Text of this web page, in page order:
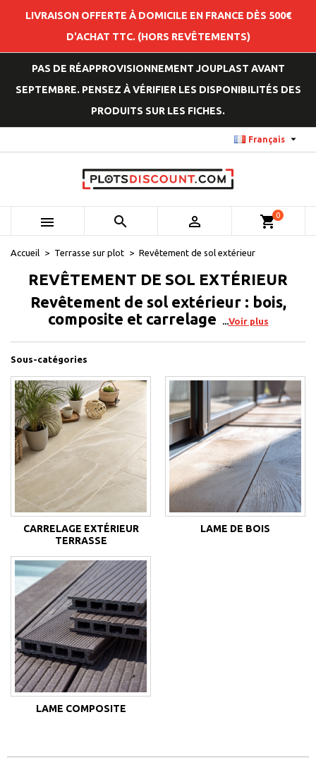
LIVRAISON OFFERTE À DOMICILE EN FRANCE DÈS 500€
D'ACHAT TTC. (HORS REVÊTEMENTS)
PAS DE RÉAPPROVISIONNEMENT JOUPLAST AVANT
SEPTEMBRE. PENSEZ À VÉRIFIER LES DISPONIBILITÉS DES
PRODUITS SUR LES FICHES.
Français 
   shopping_cart0
Accueil Terrasse sur plot Revêtement de sol extérieur
REVÊTEMENT DE SOL EXTÉRIEUR
Revêtement de sol extérieur : bois,
composite et carrelage
Voir plus
Sous-catégories
CARRELAGE EXTÉRIEUR
TERRASSE
LAME DE BOIS
LAME COMPOSITE